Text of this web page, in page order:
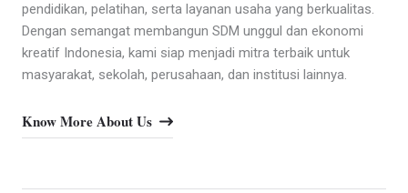
pendidikan, pelatihan, serta layanan usaha yang berkualitas.
Dengan semangat membangun SDM unggul dan ekonomi
kreatif Indonesia, kami siap menjadi mitra terbaik untuk
masyarakat, sekolah, perusahaan, dan institusi lainnya.
Know More About Us